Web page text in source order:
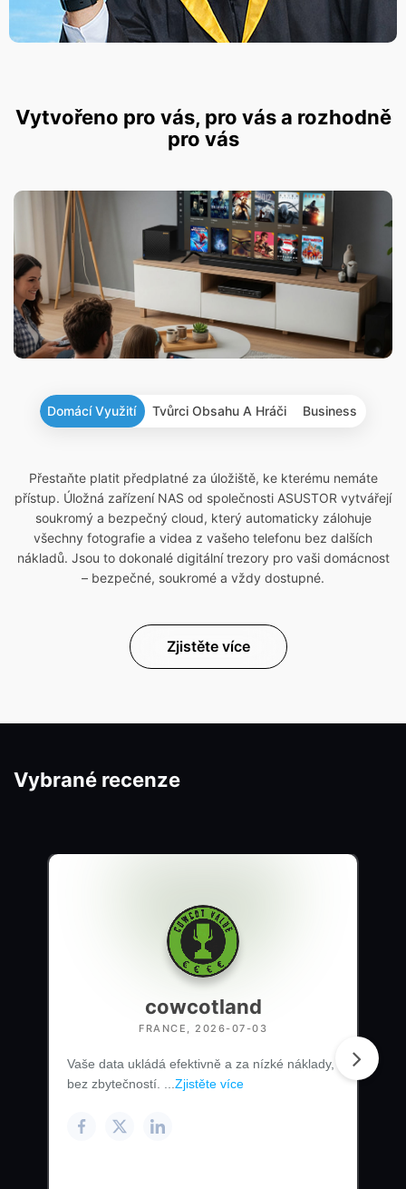
Vytvořeno pro vás, pro vás a rozhodně
pro vás
Domácí Využití Tvůrci Obsahu A Hráči Business
Přestaňte platit předplatné za úložiště, ke kterému nemáte
přístup. Úložná zařízení NAS od společnosti ASUSTOR vytvářejí
soukromý a bezpečný cloud, který automaticky zálohuje
všechny fotografie a videa z vašeho telefonu bez dalších
nákladů. Jsou to dokonalé digitální trezory pro vaši domácnost
– bezpečné, soukromé a vždy dostupné.
Zjistěte více
Vybrané recenze
cowcotland
FRANCE, 2026-07-03
Vaše data ukládá efektivně a za nízké náklady,
bez zbytečností. ... Zjistěte více